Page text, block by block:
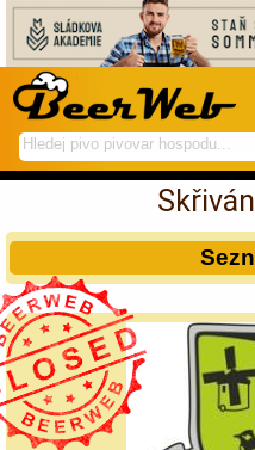
hledej
na
spustí
hledání